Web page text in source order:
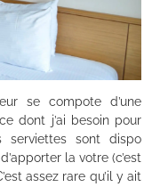
se compote d’une
dont j’ai besoin pour
sont dispo
la votre (c’est
assez rare qu’il y ait